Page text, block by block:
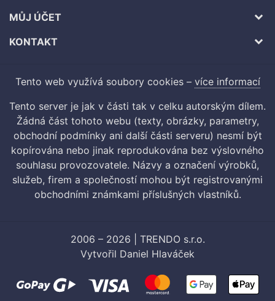
MŮJ ÚČET
KONTAKT
Tento web využívá soubory cookies – více informací
Tento server je jak v části tak v celku autorským dílem.
Žádná část tohoto webu (texty, obrázky, parametry,
obchodní podmínky ani další části serveru) nesmí být
kopírována nebo jinak reprodukována bez výslovného
souhlasu provozovatele. Názvy a označení výrobků,
služeb, firem a společností mohou být registrovanými
obchodními známkami příslušných vlastníků.
2006 – 2026 | TRENDO s.r.o.
Vytvořil Daniel Hlaváček